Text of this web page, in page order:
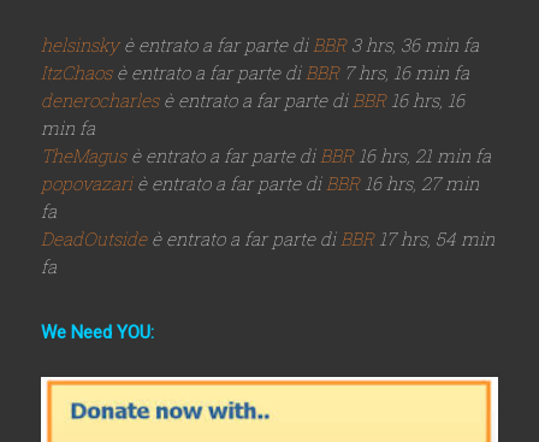
helsinskyè entrato a far parte diBBR3 hrs, 36 min fa
ItzChaos è entrato a far parte diBBR7 hrs, 16 min fa
denerocharles è entrato a far parte diBBR16 hrs, 16
min fa
TheMagus è entrato a far parte diBBR16 hrs, 21 min fa
popovazari è entrato a far parte diBBR16 hrs, 27 min
fa
DeadOutside è entrato a far parte diBBR17 hrs, 54 min
fa
We Need YOU: